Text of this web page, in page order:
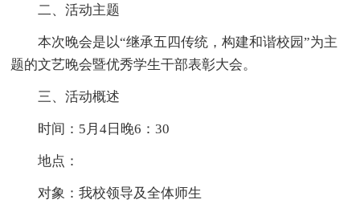
二、活动主题
本次晚会是以“继承五四传统，构建和谐校园”为主
题的文艺晚会暨优秀学生干部表彰大会。
三、活动概述
时间：5月4日晚6：30
地点：
对象：我校领导及全体师生